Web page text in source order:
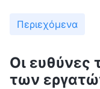
Περιεχόμενα
Οι ευθύνες
των